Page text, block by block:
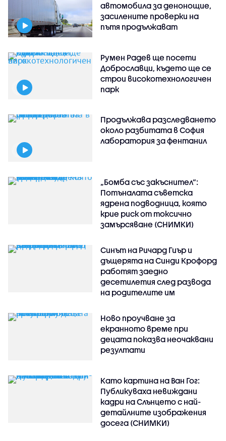
автомобила за денонощие,
засилените проверки на
пътя продължават
Румен Радев ще посети
Доброславци, където ще се
строи високотехнологичен
парк
Продължава разследването
около разбитата в София
лаборатория за фентанил
„Бомба със закъснител“:
Потъналата съветска
ядрена подводница, която
крие риск от токсично
замърсяване (СНИМКИ)
Синът на Ричард Гиър и
дъщерята на Синди Крофорд
работят заедно
десетилетия след развода
на родителите им
Ново проучване за
екранното време при
децата показва неочаквани
резултати
Като картина на Ван Гог:
Публикуваха невиждани
кадри на Слънцето с най-
детайлните изображения
досега (СНИМКИ)